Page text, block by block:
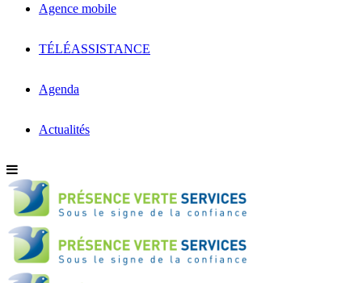
Agence mobile
TÉLÉASSISTANCE
Agenda
Actualités